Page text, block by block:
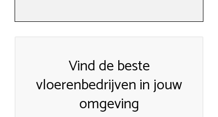
Vind de beste
vloerenbedrijven in jouw
omgeving